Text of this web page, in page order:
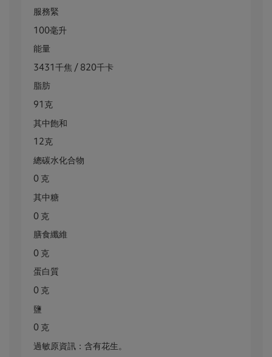
服務緊
100毫升
能量
3431千焦 / 820千卡
脂肪
91克
其中飽和
12克
總碳水化合物
0 克
其中糖
0 克
膳食纖維
0 克
蛋白質
0 克
鹽
0 克
過敏原資訊：含有花生。